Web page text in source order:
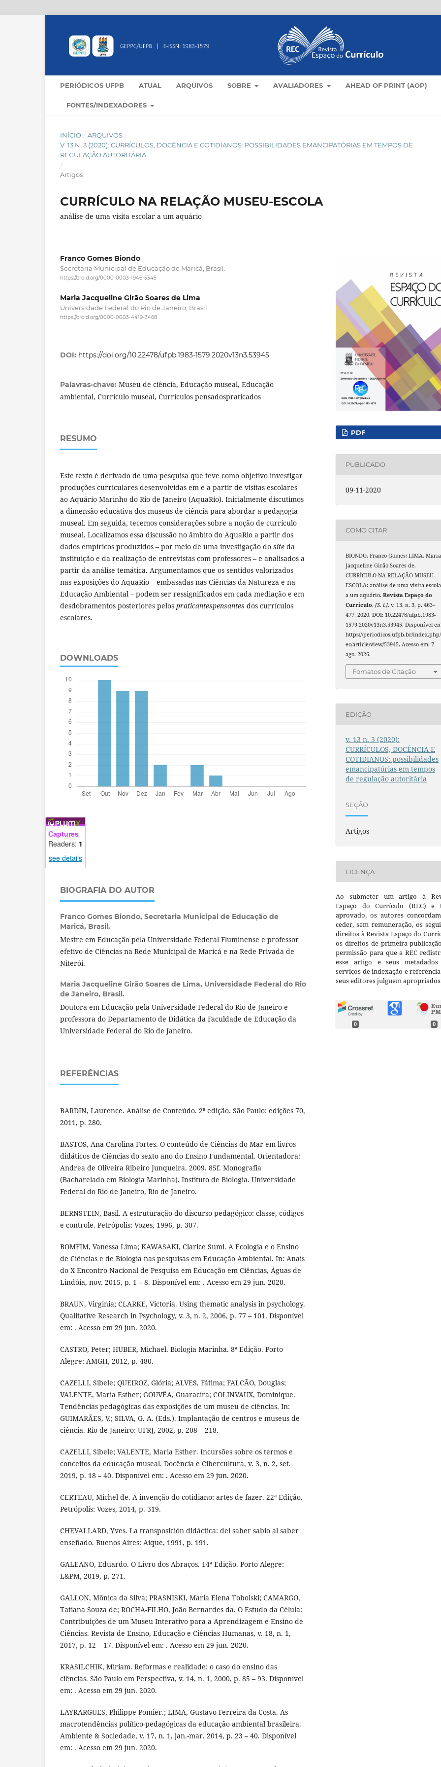
PERIÓDICOS UFPB ATUAL ARQUIVOS SOBRE AVALIADORES AHEAD OF PRINT (AOP)
FONTES/INDEXADORES
INÍCIO / ARQUIVOS /
V. 13 N. 3 (2020): CURRÍCULOS, DOCÊNCIA E COTIDIANOS: POSSIBILIDADES EMANCIPATÓRIAS EM TEMPOS DE
REGULAÇÃO AUTORITÁRIA
/
Artigos
CURRÍCULO NA RELAÇÃO MUSEU-ESCOLA
análise de uma visita escolar a um aquário
Franco Gomes Biondo
Secretaria Municipal de Educação de Maricá, Brasil.
https://orcid.org/0000-0003-1946-5345
Maria Jacqueline Girão Soares de Lima
Universidade Federal do Rio de Janeiro, Brasil.
https://orcid.org/0000-0003-4419-3468
DOI: https://doi.org/10.22478/ufpb.1983-1579.2020v13n3.53945
Palavras-chave: Museu de ciência, Educação museal, Educação
ambiental, Currículo museal, Currículos pensadospraticados
RESUMO
Este texto é derivado de uma pesquisa que teve como objetivo investigar
produções curriculares desenvolvidas em e a partir de visitas escolares
ao Aquário Marinho do Rio de Janeiro (AquaRio). Inicialmente discutimos
a dimensão educativa dos museus de ciência para abordar a pedagogia
museal. Em seguida, tecemos considerações sobre a noção de currículo
museal. Localizamos essa discussão no âmbito do AquaRio a partir dos
dados empíricos produzidos – por meio de uma investigação do site da
instituição e da realização de entrevistas com professores – e analisados a
partir da análise temática. Argumentamos que os sentidos valorizados
nas exposições do AquaRio – embasadas nas Ciências da Natureza e na
Educação Ambiental – podem ser ressignificados em cada mediação e em
desdobramentos posteriores pelos praticantespensantes dos currículos
escolares.
DOWNLOADS
Captures
Readers: 1
see details
BIOGRAFIA DO AUTOR
Franco Gomes Biondo, Secretaria Municipal de Educação de
Maricá, Brasil.
Mestre em Educação pela Universidade Federal Fluminense e professor
efetivo de Ciências na Rede Municipal de Maricá e na Rede Privada de
Niterói.
Maria Jacqueline Girão Soares de Lima, Universidade Federal do Rio
de Janeiro, Brasil.
Doutora em Educação pela Universidade Federal do Rio de Janeiro e
professora do Departamento de Didática da Faculdade de Educação da
Universidade Federal do Rio de Janeiro.
REFERÊNCIAS
BARDIN, Laurence. Análise de Conteúdo. 2ª edição. São Paulo: edições 70,
2011, p. 280.
BASTOS, Ana Carolina Fortes. O conteúdo de Ciências do Mar em livros
didáticos de Ciências do sexto ano do Ensino Fundamental. Orientadora:
Andrea de Oliveira Ribeiro Junqueira. 2009. 85f. Monografia
(Bacharelado em Biologia Marinha). Instituto de Biologia. Universidade
Federal do Rio de Janeiro, Rio de Janeiro.
BERNSTEIN, Basil. A estruturação do discurso pedagógico: classe, códigos
e controle. Petrópolis: Vozes, 1996, p. 307.
BOMFIM, Vanessa Lima; KAWASAKI, Clarice Sumi. A Ecologia e o Ensino
de Ciências e de Biologia nas pesquisas em Educação Ambiental. In: Anais
do X Encontro Nacional de Pesquisa em Educação em Ciências, Águas de
Lindóia, nov. 2015, p. 1 – 8. Disponível em: . Acesso em 29 jun. 2020.
BRAUN, Virginia; CLARKE, Victoria. Using thematic analysis in psychology.
Qualitative Research in Psychology, v. 3, n. 2, 2006, p. 77 – 101. Disponível
em: . Acesso em 29 jun. 2020.
CASTRO, Peter; HUBER, Michael. Biologia Marinha. 8ª Edição. Porto
Alegre: AMGH, 2012, p. 480.
CAZELLI, Sibele; QUEIROZ, Glória; ALVES, Fátima; FALCÃO, Douglas;
VALENTE, Maria Esther; GOUVÊA, Guaracira; COLINVAUX, Dominique.
Tendências pedagógicas das exposições de um museu de ciências. In:
GUIMARÃES, V.; SILVA, G. A. (Eds.). Implantação de centros e museus de
ciência. Rio de Janeiro: UFRJ, 2002, p. 208 – 218.
CAZELLI, Sibele; VALENTE, Maria Esther. Incursões sobre os termos e
conceitos da educação museal. Docência e Cibercultura, v. 3, n. 2, set.
2019, p. 18 – 40. Disponível em: . Acesso em 29 jun. 2020.
CERTEAU, Michel de. A invenção do cotidiano: artes de fazer. 22ª Edição.
Petrópolis: Vozes, 2014, p. 319.
CHEVALLARD, Yves. La transposición didáctica: del saber sabio al saber
enseñado. Buenos Aires: Aíque, 1991, p. 191.
GALEANO, Eduardo. O Livro dos Abraços. 14ª Edição. Porto Alegre:
L&PM, 2019, p. 271.
GALLON, Mônica da Silva; PRASNISKI, Maria Elena Tobolski; CAMARGO,
Tatiana Souza de; ROCHA-FILHO, João Bernardes da. O Estudo da Célula:
Contribuições de um Museu Interativo para a Aprendizagem e Ensino de
Ciências. Revista de Ensino, Educação e Ciências Humanas, v. 18, n. 1,
2017, p. 12 – 17. Disponível em: . Acesso em 29 jun. 2020.
KRASILCHIK, Miriam. Reformas e realidade: o caso do ensino das
ciências. São Paulo em Perspectiva, v. 14, n. 1, 2000, p. 85 – 93. Disponível
em: . Acesso em 29 jun. 2020.
LAYRARGUES, Philippe Pomier.; LIMA, Gustavo Ferreira da Costa. As
macrotendências político-pedagógicas da educação ambiental brasileira.
Ambiente & Sociedade, v. 17, n. 1, jan.-mar. 2014, p. 23 – 40. Disponível
em: . Acesso em 29 jun. 2020.
PDF
PUBLICADO
09-11-2020
COMO CITAR
BIONDO, Franco Gomes; LIMA, Maria
Jacqueline Girão Soares de.
CURRÍCULO NA RELAÇÃO MUSEU-
ESCOLA: análise de uma visita
a um aquário.Revista Espaço do
Currículo,[S. l.], v. 13, n. 3, p. 463–
477, 2020. DOI: 10.22478/ufpb.1983-
1579.2020v13n3.53945. Disponível
https://periodicos.ufpb.br/
ec/article/view/53945. Acesso em: 7
ago. 2026.
Fomatos de Citação
EDIÇÃO
v. 13 n. 3 (2020):
CURRÍCULOS, DOCÊNCIA E
COTIDIANOS: possibilidades
emancipatórias em tempos
de regulação autoritária
SEÇÃO
Artigos
LICENÇA
Ao submeter um artigo à
Espaço do Currículo (REC) e
aprovado, os autores
ceder, sem remuneração, os
direitos à Revista Espaço do
os direitos de primeira
permissão para que a REC
esse artigo e seus metadados
serviços de indexação e
seus editores julguem
0 0